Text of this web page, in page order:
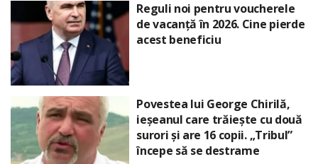
Reguli noi pentru voucherele
de vacanță în 2026. Cine pierde
acest beneficiu
Povestea lui George Chirilă,
ieșeanul care trăiește cu două
surori și are 16 copii. „Tribul”
începe să se destrame